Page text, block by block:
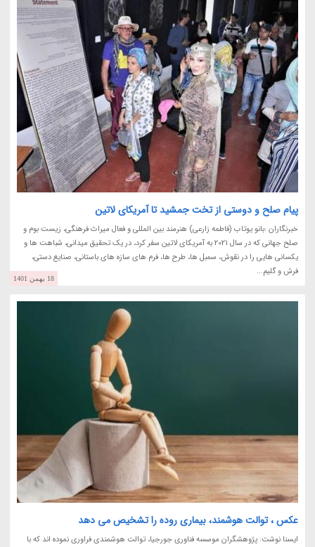
پیام صلح و دوستی از تخت جمشید تا آمریکای لاتین
خبرنگاران :بانو یوتاب (فاطمه زارعی) هنرمند بین المللی و فعال میراث فرهنگی، زیست بوم و
صلح جهانی که در سال 2021 به آمریکای لاتین سفر کرد، در یک تحقیق میدانی، شباهت ها و
یکسانی هایی را در نقوش، سمبل ها، طرح ها، فرم های سازه های باستانی، صنایع دستی،
فرش و گلیم...
18 بهمن 1401
عکس ، توالت هوشمند، بیماری روده را تشخیص می دهد
ایسنا نوشت: پژوهشگران موسسه فناوری جورجیا، توالت هوشمندی فراوری نموده اند که با